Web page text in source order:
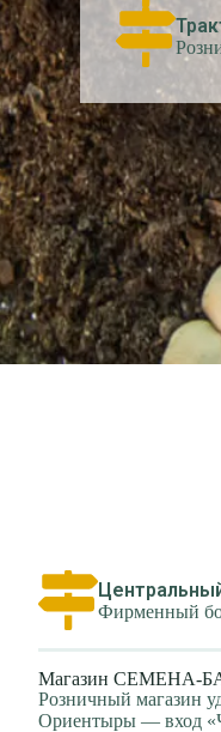
Фирменный
Магазин СЕМЕНА-
Розничный магазин
Ориентыры — вход